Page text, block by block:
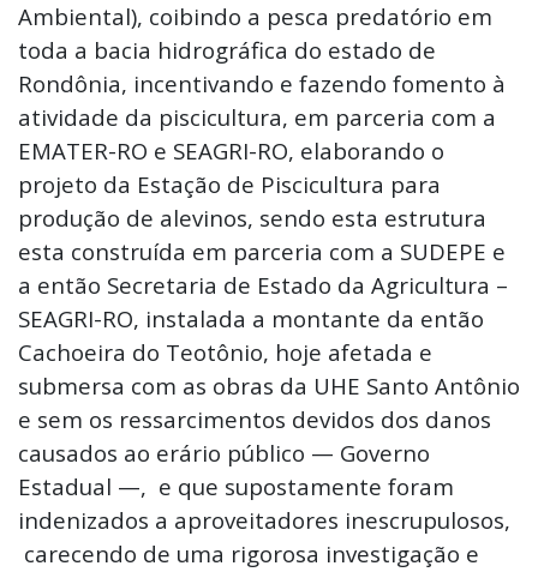
Ambiental), coibindo a pesca predatório em
toda a bacia hidrográfica do estado de
Rondônia, incentivando e fazendo fomento à
atividade da piscicultura, em parceria com a
EMATER-RO e SEAGRI-RO, elaborando o
projeto da Estação de Piscicultura para
produção de alevinos, sendo esta estrutura
esta construída em parceria com a SUDEPE e
a então Secretaria de Estado da Agricultura –
SEAGRI-RO, instalada a montante da então
Cachoeira do Teotônio, hoje afetada e
submersa com as obras da UHE Santo Antônio
e sem os ressarcimentos devidos dos danos
causados ao erário público — Governo
Estadual —, e que supostamente foram
indenizados a aproveitadores inescrupulosos,
carecendo de uma rigorosa investigação e